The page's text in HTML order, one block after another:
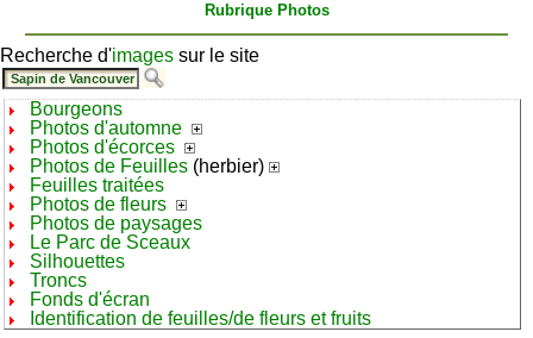
Rubrique Photos
Recherche d'images sur le site
Bourgeons
Photos d'automne
Photos d'écorces
Photos de Feuilles (herbier)
Feuilles traitées
Photos de fleurs
Photos de paysages
Le Parc de Sceaux
Silhouettes
Troncs
Fonds d'écran
Identification de feuilles/de fleurs et fruits